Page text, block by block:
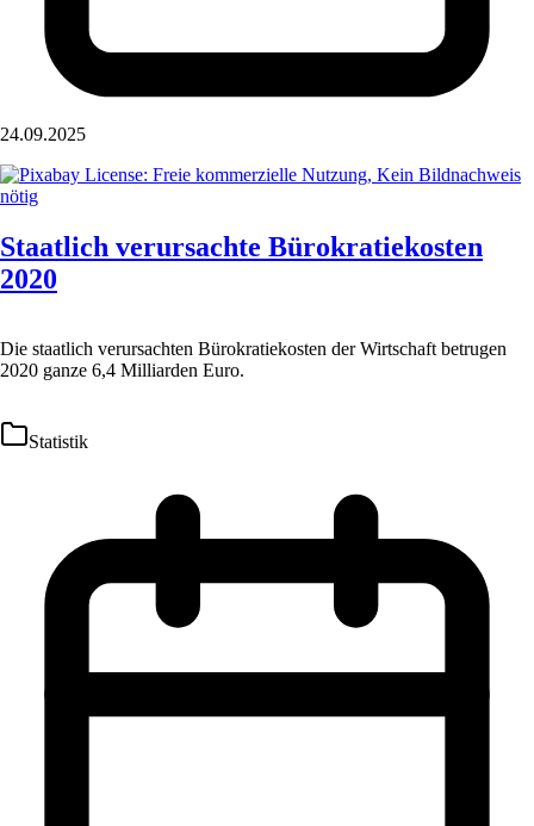
24.09.2025
Staatlich verursachte Bürokratiekosten
2020
Die staatlich verursachten Bürokratiekosten der Wirtschaft betrugen
2020 ganze 6,4 Milliarden Euro.
Statistik